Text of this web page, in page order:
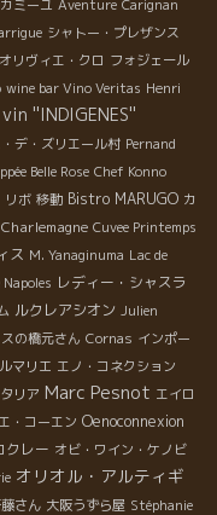
ミーユ Aventure Carignan
シャトー・プレザンス
オリヴィエ・クロ フォジェール
wine bar Vino Veritas Henri
''INDIGENES''
デ・ズリエール村 Pernand
Belle Rose Chef Konno
リボ 移動 Bistro MARUGO カ
Cuvee Printemps
ス M. Yanaginuma Lac de
レディー・シャスラ
ルクレアシオン Julien
の橋元さん Cornas インポー
マリエ エノ・コネクション
リア Marc Pesnot エイロ
・コーエン Oenoconnexion
クレー オビ・ワイン・ケノビ
オリオル・アルティギ
さん 大阪うずら屋 Stéphanie